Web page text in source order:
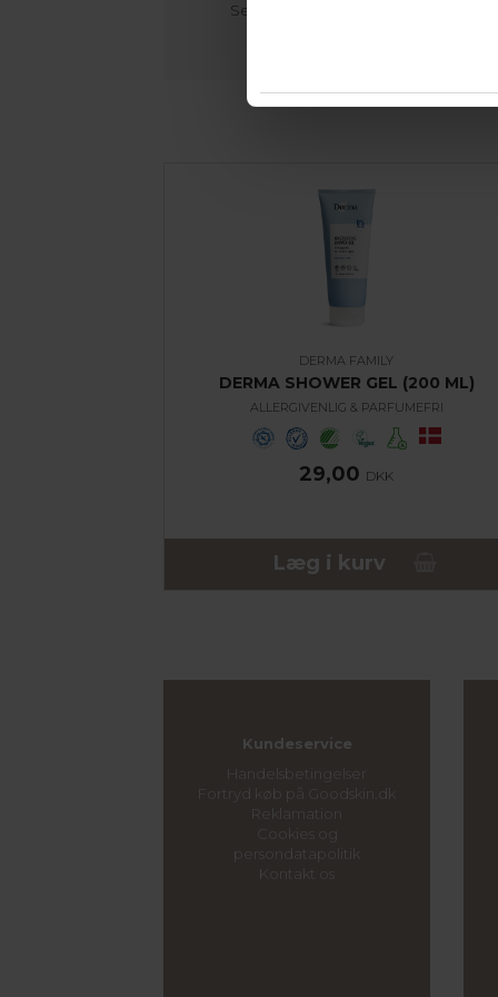
Se hele
DERMA FAMILY
DERMA SHOWER GEL (200 ML)
ALLERGIVENLIG & PARFUMEFRI
29,00 DKK
Læg i kurv
Kundeservice
Handelsbetingelser
Fortryd køb på Goodskin.dk
Reklamation
Cookies og
persondatapolitik
Kontakt os